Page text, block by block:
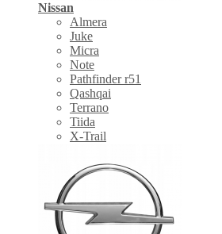
Nissan
Almera
Juke
Micra
Note
Pathfinder r51
Qashqai
Terrano
Tiida
X-Trail